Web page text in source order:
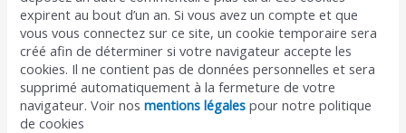
expirent au bout d’un an. Si vous avez un compte et que
vous vous connectez sur ce site, un cookie temporaire sera
créé afin de déterminer si votre navigateur accepte les
cookies. Il ne contient pas de données personnelles et sera
supprimé automatiquement à la fermeture de votre
navigateur. Voir nosmentions légales pour notre politique
de cookies